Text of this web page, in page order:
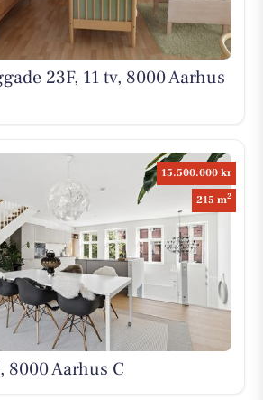
23F, 11 tv, 8000 Aarhus
15.500.000 kr
215 m2
8000 Aarhus C